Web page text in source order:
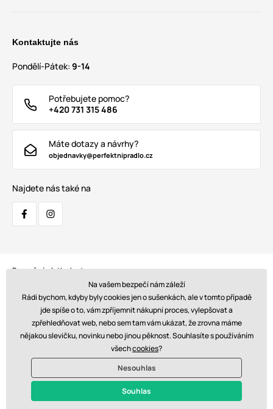
Kontaktujte nás
Pondělí-Pátek: 9-14
Potřebujete pomoc?
+420 731 315 486
Máte dotazy a návrhy?
objednavky@perfektnipradlo.cz
Najdete nás také na
Bezpečná platba kartou:
Doprava:
© 2026 www.perfektnipradlo.cz. Technicky zajišťujeSimplia s.r.o.
Kč - CZ
Na vašem bezpečí nám záleží
Rádi bychom, kdyby byly cookies jen o sušenkách, ale v tomto případě
jde spíše o to, vám zpříjemnit nákupní proces, vylepšovat a
zpřehledňovat web, nebo sem tam vám ukázat, že zrovna máme
nějakou slevičku, novinku nebo jinou pěknost. Souhlasíte s používáním
všechcookies?
Nesouhlas
Souhlas